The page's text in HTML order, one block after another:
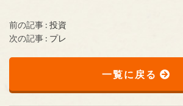
前の記事 : 投資
次の記事 : プレ
一覧に戻る